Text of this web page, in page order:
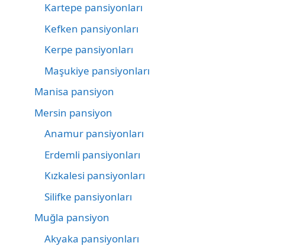
Kartepe pansiyonları
Kefken pansiyonları
Kerpe pansiyonları
Maşukiye pansiyonları
Manisa pansiyon
Mersin pansiyon
Anamur pansiyonları
Erdemli pansiyonları
Kızkalesi pansiyonları
Silifke pansiyonları
Muğla pansiyon
Akyaka pansiyonları